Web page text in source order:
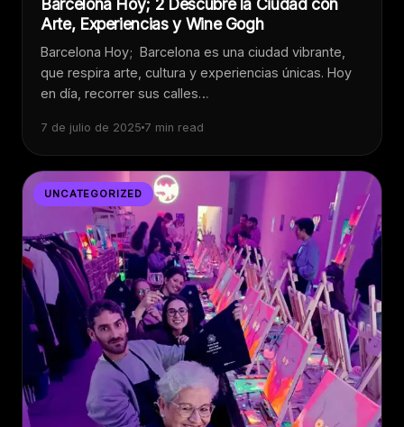
Arte, Experiencias y Wine Gogh
Barcelona Hoy; Barcelona es una ciudad vibrante,
que respira arte, cultura y experiencias únicas. Hoy
en día, recorrer sus calles…
7 de julio de 2025 7 min read
UNCATEGORIZED